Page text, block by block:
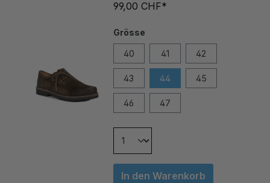
43 44 45
46 47
In den Warenkorb